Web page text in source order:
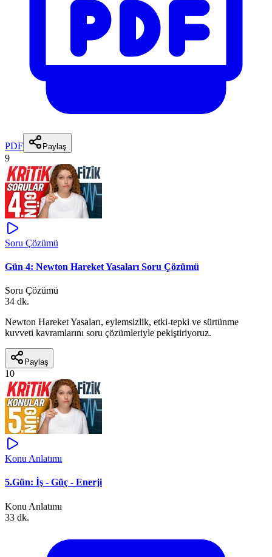
PDF Paylaş
9
Soru Çözümü
Gün 4: Newton Hareket Yasaları Soru Çözümü
Soru Çözümü
34 dk.
Newton Hareket Yasaları, eylemsizlik, etki-tepki ve sürtünme
kuvveti kavramlarını soru çözümleriyle pekiştiriyoruz.
Paylaş
10
Konu Anlatımı
5.Gün: İş - Güç - Enerji
Konu Anlatımı
33 dk.